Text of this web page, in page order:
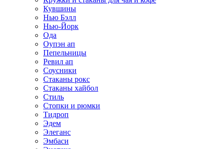
Кувшины
Нью Бэлл
Нью-Йорк
Ода
Оупэн ап
Пепельницы
Ревил ап
Соусники
Стаканы рокс
Стаканы хайбол
Стиль
Стопки и рюмки
Тидроп
Эдем
Элеганс
Эмбаси